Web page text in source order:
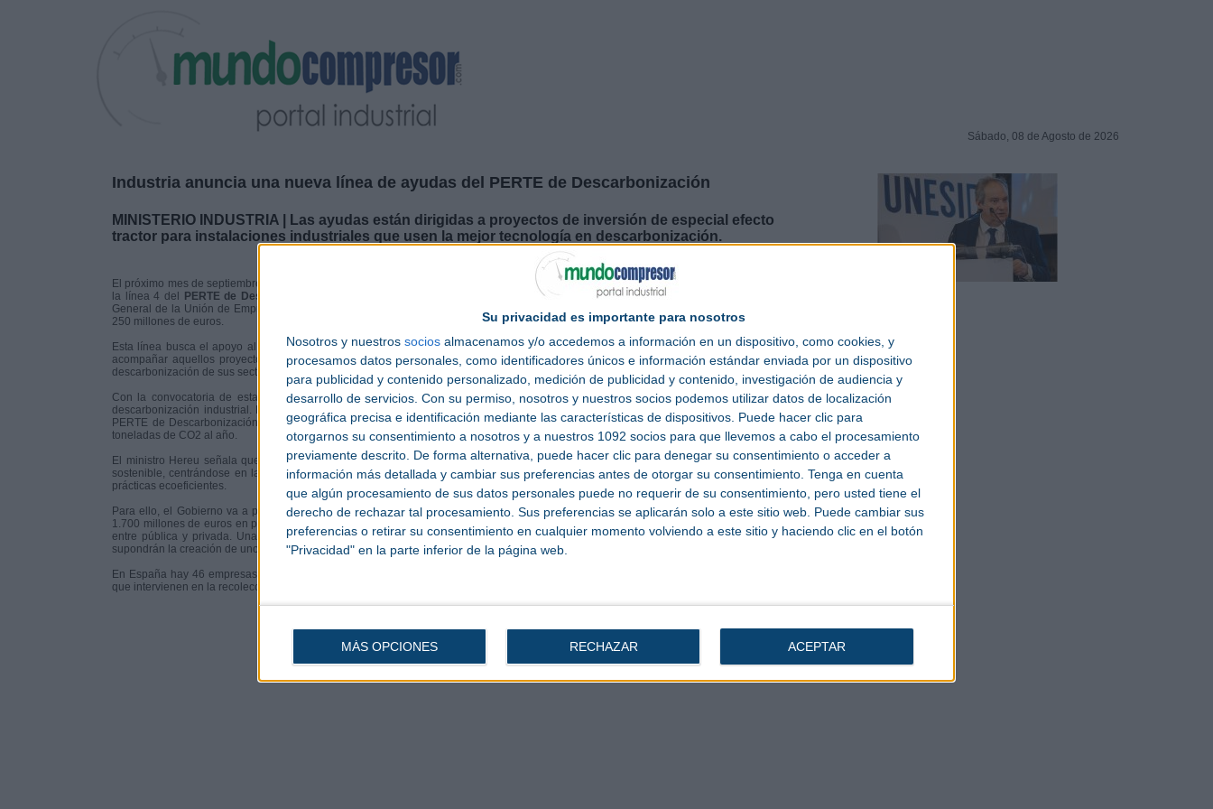
Su privacidad es importante para nosotros
Nosotros y nuestros socios almacenamos y/o accedemos a información en un dispositivo, como cookies, y
procesamos datos personales, como identificadores únicos e información estándar enviada por un dispositivo
para publicidad y contenido personalizado, medición de publicidad y contenido, investigación de audiencia y
desarrollo de servicios. Con su permiso, nosotros y nuestros socios podemos utilizar datos de localización
geográfica precisa e identificación mediante las características de dispositivos. Puede hacer clic para
otorgarnos su consentimiento a nosotros y a nuestros 1092 socios para que llevemos a cabo el procesamiento
previamente descrito. De forma alternativa, puede hacer clic para denegar su consentimiento o acceder a
información más detallada y cambiar sus preferencias antes de otorgar su consentimiento. Tenga en cuenta
que algún procesamiento de sus datos personales puede no requerir de su consentimiento, pero usted tiene el
derecho de rechazar tal procesamiento. Sus preferencias se aplicarán solo a este sitio web. Puede cambiar sus
preferencias o retirar su consentimiento en cualquier momento volviendo a este sitio y haciendo clic en el botón
"Privacidad" en la parte inferior de la página web.
MÁS OPCIONES RECHAZAR ACEPTAR
Sábado, 08 de Agosto de 2026
Industria anuncia una nueva línea de ayudas del PERTE de Descarbonización
MINISTERIO INDUSTRIA | Las ayudas están dirigidas a proyectos de inversión de especial efecto
tractor para instalaciones industriales que usen la mejor tecnología en descarbonización.
El próximo mes de septiembre el Ministerio de y Turismo lanzará la convocatoria de 140 millones de euros en
la línea 4 del
PERTE de Descarbonización
, según ha anunciado hoy el ministro Jordi Hereu durante el acto de clausura de la Junta
General de la Unión de Empresas Siderúrgicas, UNESID. Posteriormente, habrá una segunda convocatoria, hasta completar un total de
250 millones de euros.
Esta línea busca el apoyo al desarrollo de nuevas instalaciones manufactureras altamente eficientes y descarbonizadas. El objetivo es
acompañar aquellos proyectos de inversión de especial efecto tractor para instalaciones industriales que usen la mejor tecnología en
descarbonización de sus sectores.
Con la convocatoria de esta nueva línea de ayudas, el Ministerio de Industria y Turismo avanza en su compromiso de potenciar la
descarbonización industrial. Recientemente, se hacía pública la aprobación provisional de los primeros 19 proyectos de la línea 1 del
PERTE de Descarbonización por valor de 96 millones de euros y que movilizarán más de 307 millones de euros y reducirán 551.255
toneladas de CO2 al año.
El ministro Hereu señala que el PERTE de descarbonización industrial es una iniciativa clave en el impulso hacia una economía más
sostenible, centrándose en la reducción de emisiones de carbono en el sector industrial a través del uso de tecnologías innovadoras y
prácticas ecoeficientes.
Para ello, el Gobierno va a poner a disposición del sector industrial, un total 1.400 millones de euros en subvenciones directas, y otros
1.700 millones de euros en préstamos. En total, 3.100 millones de euros que van a movilizar 11.800 millones de euros de inversión total,
entre pública y privada. Unas inversiones que van a permitir incrementar la competitividad del sector en alrededor de un 10% y que
supondrán la creación de unos 8.000 empleos.
En España hay 46 empresas productoras de acero que emplean de forma directa e indirecta a 60.000 personas, además de las 20.000
que intervienen en la recolección de acero usado. Este sector factura cerca de 14.000 millones de euros al año.